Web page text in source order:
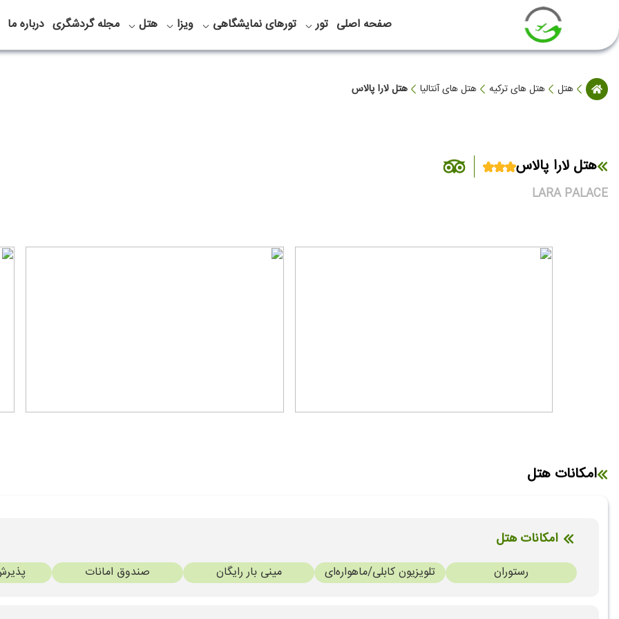
صفحه اصلی تور تورهای نمایشگاهی ویزا هتل مجله گردشگری درباره ما
هتل هتل های ترکیه هتل های آنتالیا هتل لارا پالاس
هتل لارا پالاس
LARA PALACE
امکانات هتل
امکانات هتل
رستوران تلویزیون کابلی/ماهواره‌ای مینی بار رایگان صندوق امانات پذیرش 24